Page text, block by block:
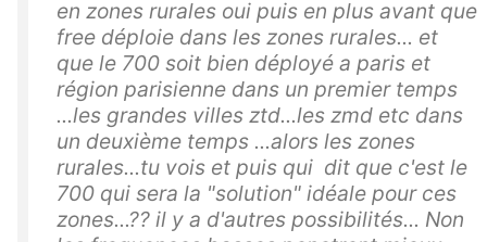
en zones rurales oui puis en plus avant que
free déploie dans les zones rurales... et
que le 700 soit bien déployé a paris et
région parisienne dans un premier temps
...les grandes villes ztd...les zmd etc dans
un deuxième temps ...alors les zones
rurales...tu vois et puis qui dit que c'est le
700 qui sera la "solution" idéale pour ces
zones...?? il y a d'autres possibilités... Non